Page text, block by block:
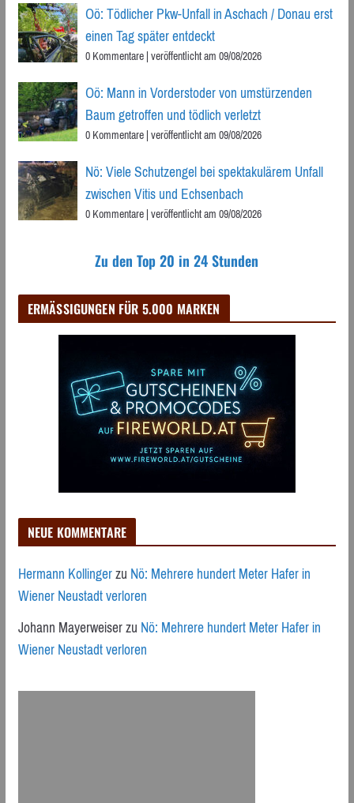
Oö: Tödlicher Pkw-Unfall in Aschach / Donau erst
einen Tag später entdeckt
0 Kommentare|veröffentlicht am 09/08/2026
Oö: Mann in Vorderstoder von umstürzenden
Baum getroffen und tödlich verletzt
0 Kommentare|veröffentlicht am 09/08/2026
Nö: Viele Schutzengel bei spektakulärem Unfall
zwischen Vitis und Echsenbach
0 Kommentare|veröffentlicht am 09/08/2026
Zu den Top 20 in 24 Stunden
ERMÄSSIGUNGEN FÜR 5.000 MARKEN
NEUE KOMMENTARE
Hermann KollingerzuNö: Mehrere hundert Meter Hafer in
Wiener Neustadt verloren
Johann MayerweiserzuNö: Mehrere hundert Meter Hafer in
Wiener Neustadt verloren